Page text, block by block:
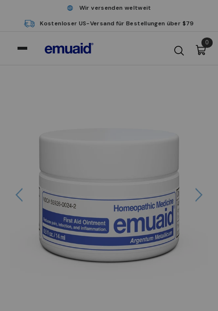
Wir versenden weltweit
Kostenloser US-Versand für Bestellungen über $79
0